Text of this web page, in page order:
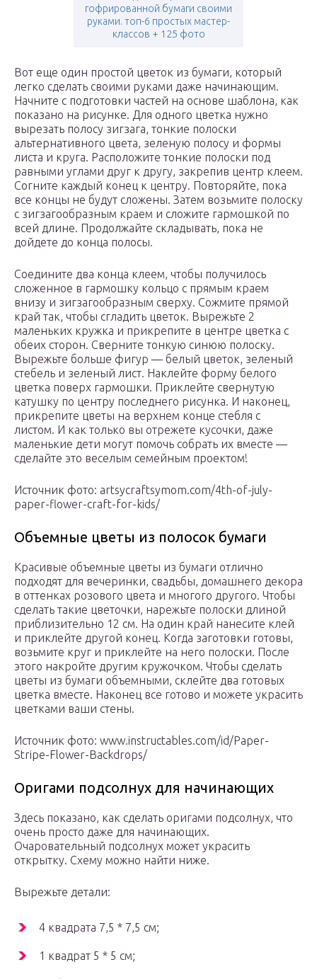
гофрированной бумаги своими
руками. топ-6 простых мастер-
классов + 125 фото
Вот еще один простой цветок из бумаги, который
легко сделать своими руками даже начинающим.
Начните с подготовки частей на основе шаблона, как
показано на рисунке. Для одного цветка нужно
вырезать полосу зигзага, тонкие полоски
альтернативного цвета, зеленую полосу и формы
листа и круга. Расположите тонкие полоски под
равными углами друг к другу, закрепив центр клеем.
Согните каждый конец к центру. Повторяйте, пока
все концы не будут сложены. Затем возьмите полоску
с зигзагообразным краем и сложите гармошкой по
всей длине. Продолжайте складывать, пока не
дойдете до конца полосы.
Соедините два конца клеем, чтобы получилось
сложенное в гармошку кольцо с прямым краем
внизу и зигзагообразным сверху. Сожмите прямой
край так, чтобы сгладить цветок. Вырежьте 2
маленьких кружка и прикрепите в центре цветка с
обеих сторон. Сверните тонкую синюю полоску.
Вырежьте больше фигур — белый цветок, зеленый
стебель и зеленый лист. Наклейте форму белого
цветка поверх гармошки. Приклейте свернутую
катушку по центру последнего рисунка. И наконец,
прикрепите цветы на верхнем конце стебля с
листом. И как только вы отрежете кусочки, даже
маленькие дети могут помочь собрать их вместе —
сделайте это веселым семейным проектом!
Источник фото: artsycraftsymom.com/4th-of-july-
paper-flower-craft-for-kids/
Объемные цветы из полосок бумаги
Красивые объемные цветы из бумаги отлично
подходят для вечеринки, свадьбы, домашнего декора
в оттенках розового цвета и многого другого. Чтобы
сделать такие цветочки, нарежьте полоски длиной
приблизительно 12 см. На один край нанесите клей
и приклейте другой конец. Когда заготовки готовы,
возьмите круг и приклейте на него полоски. После
этого накройте другим кружочком. Чтобы сделать
цветы из бумаги объемными, склейте два готовых
цветка вместе. Наконец все готово и можете украсить
цветками ваши стены.
Источник фото: www.instructables.com/id/Paper-
Stripe-Flower-Backdrops/
Оригами подсолнух для начинающих
Здесь показано, как сделать оригами подсолнух, что
очень просто даже для начинающих.
Очаровательный подсолнух может украсить
открытку. Схему можно найти ниже.
Вырежьте детали:
4 квадрата 7,5 * 7,5 см;
1 квадрат 5 * 5 см;